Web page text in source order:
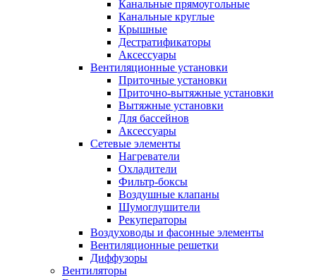
Канальные прямоугольные
Канальные круглые
Крышные
Дестратификаторы
Аксессуары
Вентиляционные установки
Приточные установки
Приточно-вытяжные установки
Вытяжные установки
Для бассейнов
Аксессуары
Сетевые элементы
Нагреватели
Охладители
Фильтр-боксы
Воздушные клапаны
Шумоглушители
Рекуператоры
Воздуховоды и фасонные элементы
Вентиляционные решетки
Диффузоры
Вентиляторы